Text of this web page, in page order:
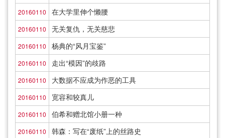
20160110 在大学里伸个懒腰
20160110 无关复仇，无关慈悲
20160110 杨典的“风月宝鉴”
20160110 走出“模因”的歧路
20160110 大数据不应成为作恶的工具
20160110 宽容和较真儿
20160110 伯希和赠北馆小册一种
20160110 韩森：写在“废纸”上的丝路史